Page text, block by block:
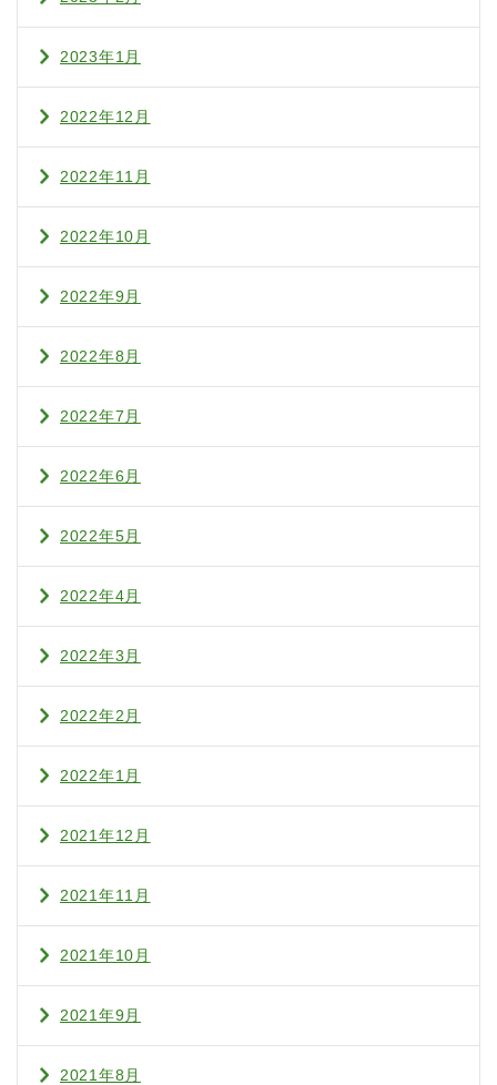
2023年1月
2022年12月
2022年11月
2022年10月
2022年9月
2022年8月
2022年7月
2022年6月
2022年5月
2022年4月
2022年3月
2022年2月
2022年1月
2021年12月
2021年11月
2021年10月
2021年9月
2021年8月